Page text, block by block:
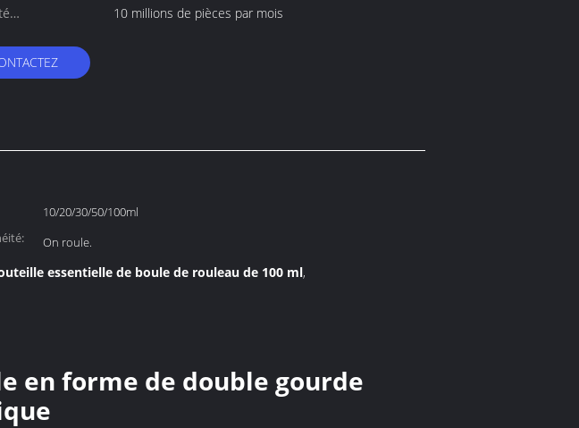
10 millions de pièces par mois
10/20/30/50/100ml
On roule.
essentielle de boule de rouleau de 100 ml,
en forme de double gourde